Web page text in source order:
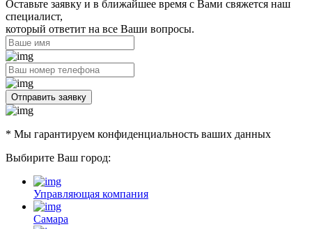
Оставьте заявку и в ближайшее время с Вами свяжется наш
специалист,
который ответит на все Ваши вопросы.
Отправить заявку
* Мы гарантируем конфиденциальность ваших данных
Выбирите Ваш город:
Управляющая компания
Самара